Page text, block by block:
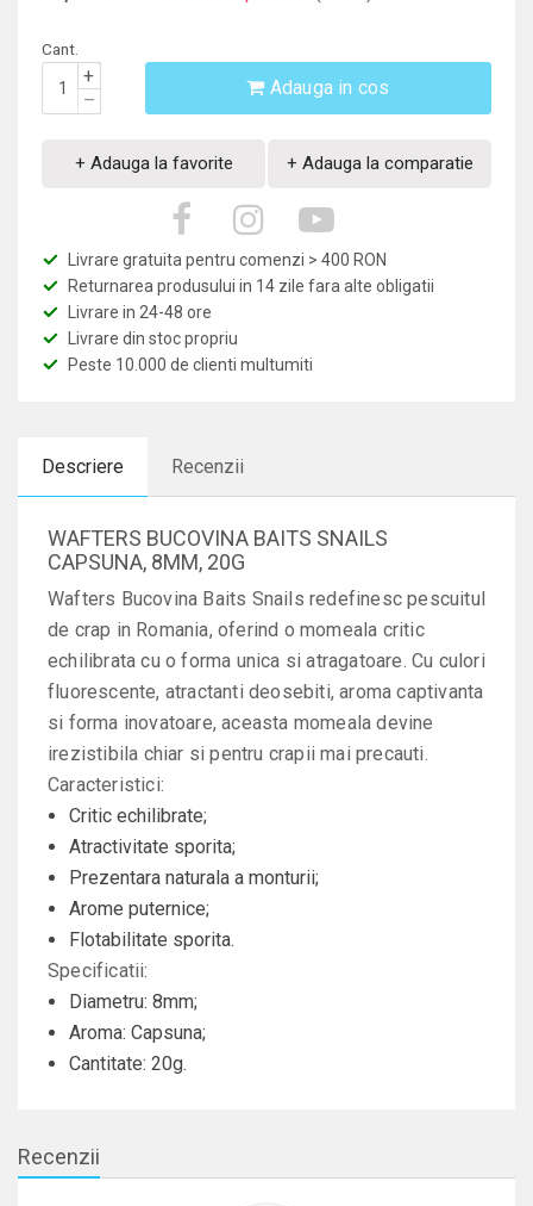
Cant.
+
–
Adauga in cos
+ Adauga la favorite + Adauga la comparatie
Livrare gratuita pentru comenzi > 400 RON
Returnarea produsului in 14 zile fara alte obligatii
Livrare in 24-48 ore
Livrare din stoc propriu
Peste 10.000 de clienti multumiti
Descriere Recenzii
WAFTERS BUCOVINA BAITS SNAILS
CAPSUNA, 8MM, 20G
Wafters Bucovina Baits Snails redefinesc pescuitul
de crap in Romania, oferind o momeala critic
echilibrata cu o forma unica si atragatoare. Cu culori
fluorescente, atractanti deosebiti, aroma captivanta
si forma inovatoare, aceasta momeala devine
irezistibila chiar si pentru crapii mai precauti.
Caracteristici:
Critic echilibrate;
Atractivitate sporita;
Prezentara naturala a monturii;
Arome puternice;
Flotabilitate sporita.
Specificatii:
Diametru: 8mm;
Aroma: Capsuna;
Cantitate: 20g.
Recenzii